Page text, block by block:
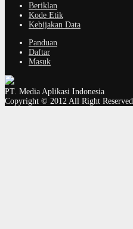
Beriklan
Kode Etik
Kebijakan Data
Panduan
Daftar
Masuk
PT. Media Aplikasi Indonesia
Copyright © 2012 All Right Reserved